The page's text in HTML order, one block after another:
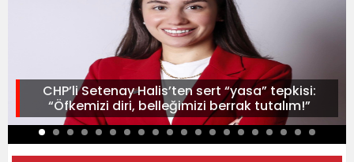
CHP’li Setenay Halis’ten sert “yasa” tepkisi:
“Öfkemizi diri, belleğimizi berrak tutalım!”